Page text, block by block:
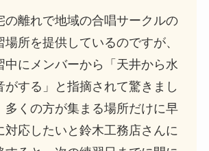
の離れで地域の合唱サークルの
場所を提供しているのですが、
中にメンバーから「天井から水
がする」と指摘されて驚きまし
多くの方が集まる場所だけに早
対応したいと鈴木工務店さんに